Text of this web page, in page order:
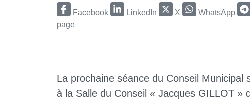
Facebook LinkedIn X WhatsApp
page
La prochaine séance du Conseil
à la Salle du Conseil « Jacques GILLOT »